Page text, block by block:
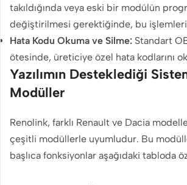
takıldığında veya eski bir modülün
değiştirilmesi gerektiğinde, bu
Hata Kodu Okuma ve Silme: Standart
ötesinde, üreticiye özel hata kodlarını
Yazılımın Desteklediği
Modüller
Renolink, farklı Renault ve Dacia
çeşitli modüllerle uyumludur. Bu
başlıca fonksiyonlar aşağıdaki tabloda